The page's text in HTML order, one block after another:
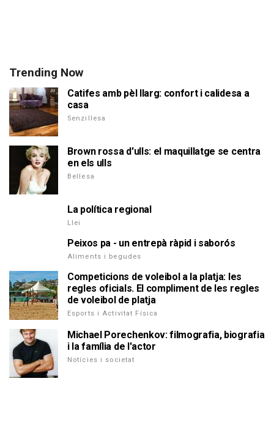
Trending Now
Catifes amb pèl llarg: confort i calidesa a
casa
Senzillesa
Brown rossa d'ulls: el maquillatge se centra
en els ulls
Bellesa
La política regional
Llei
Peixos pa - un entrepà ràpid i saborós
Aliments i begudes
Competicions de voleibol a la platja: les
regles oficials. El compliment de les regles
de voleibol de platja
Esports i Activitat Física
Michael Porechenkov: filmografia, biografia
i la família de l'actor
Notícies i societat